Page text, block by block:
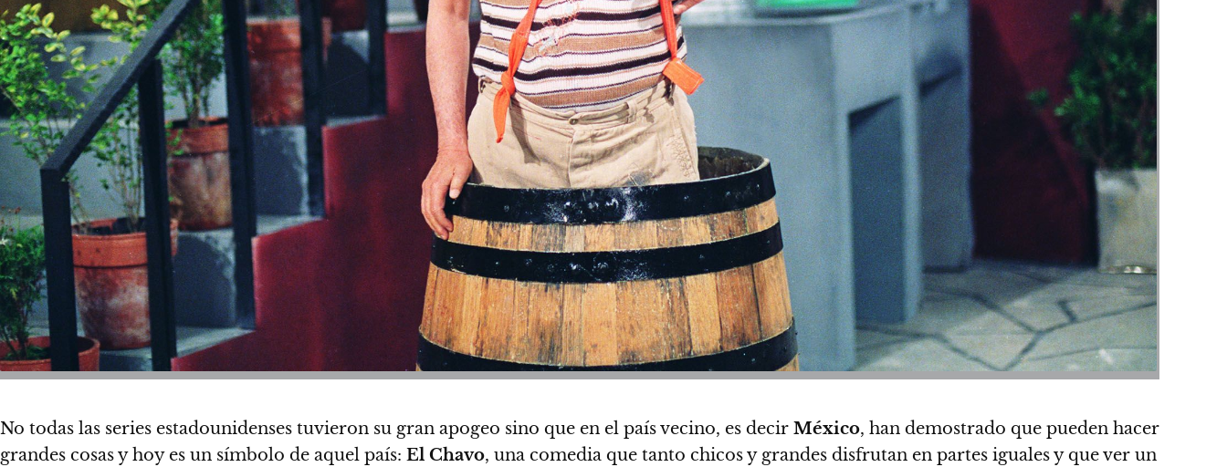
No todas las series estadounidenses tuvieron su gran apogeo sino que en el país vecino, es decir México, han demostrado que pueden hacer
grandes cosas y hoy es un símbolo de aquel país: El Chavo, una comedia que tanto chicos y grandes disfrutan en partes iguales y que ver un